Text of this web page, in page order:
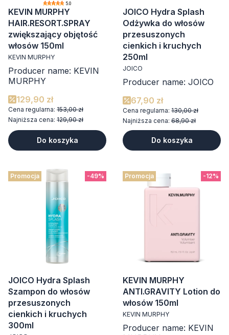
5.0
KEVIN MURPHY
HAIR.RESORT.SPRAY
zwiększający objętość
włosów 150ml
KEVIN MURPHY
Producer name: KEVIN
MURPHY
129,90 zł
Cena regularna: 153,00 zł
Najniższa cena: 129,90 zł
Do koszyka
JOICO Hydra Splash
Odżywka do włosów
przesuszonych
cienkich i kruchych
250ml
JOICO
Producer name: JOICO
67,90 zł
Cena regularna: 130,00 zł
Najniższa cena: 68,90 zł
Do koszyka
-49%
Promocja
JOICO Hydra Splash
Szampon do włosów
przesuszonych
cienkich i kruchych
300ml
-12%
Promocja
KEVIN MURPHY
ANTI.GRAVITY Lotion do
włosów 150ml
KEVIN MURPHY
Producer name: KEVIN